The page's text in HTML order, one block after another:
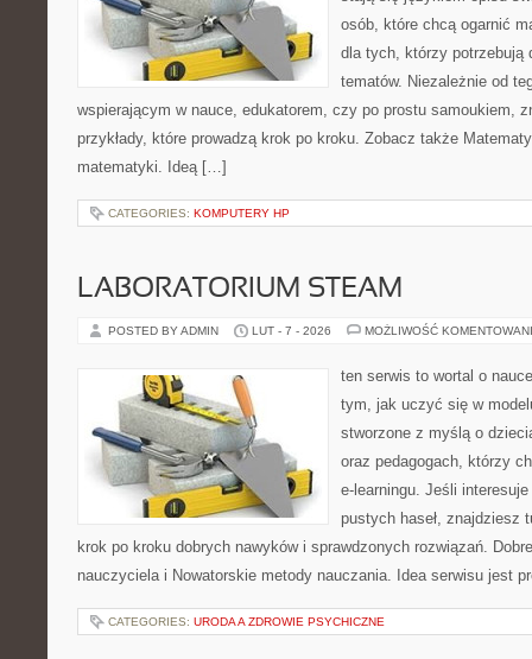
osób, które chcą ogarnić
dla tych, którzy potrzebują
tematów. Niezależnie od
wspierającym w nauce, edukatorem, czy po prostu samoukiem,
przykłady, które prowadzą krok po kroku. Zobacz także
matematyki. Ideą […]
CATEGORIES: KOMPUTERY HP
LABORATORIUM STEAM
POSTED BY ADMIN LUT - 7 - 2026 MOŻLIWOŚĆ
ten serwis to wortal o
tym, jak uczyć się w
stworzone z myślą o
oraz pedagogach, którzy
e-learningu. Jeśli
pustych haseł, znajdziesz
krok po kroku dobrych nawyków i sprawdzonych rozwiązań.
nauczyciela i Nowatorskie metody nauczania. Idea serwisu jest
CATEGORIES: URODA A ZDROWIE PSYCHICZNE